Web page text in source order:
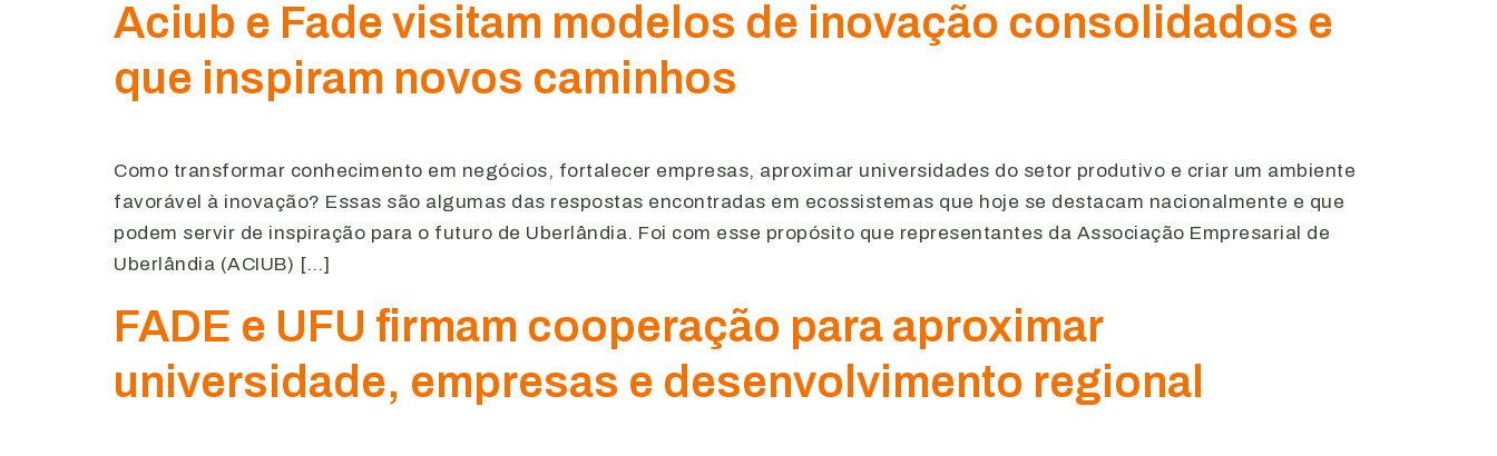
Aciub e Fade visitam modelos de inovação consolidados e
que inspiram novos caminhos
Como transformar conhecimento em negócios, fortalecer empresas, aproximar universidades do setor produtivo e criar um ambiente
favorável à inovação? Essas são algumas das respostas encontradas em ecossistemas que hoje se destacam nacionalmente e que
podem servir de inspiração para o futuro de Uberlândia. Foi com esse propósito que representantes da Associação Empresarial de
Uberlândia (ACIUB) […]
FADE e UFU firmam cooperação para aproximar
universidade, empresas e desenvolvimento regional